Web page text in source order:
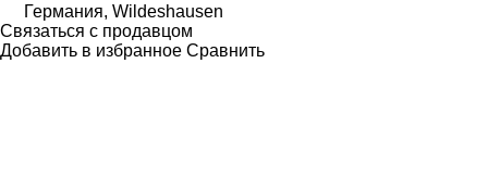
Германия, Wildeshausen
Связаться с продавцом
Добавить в избранное Сравнить